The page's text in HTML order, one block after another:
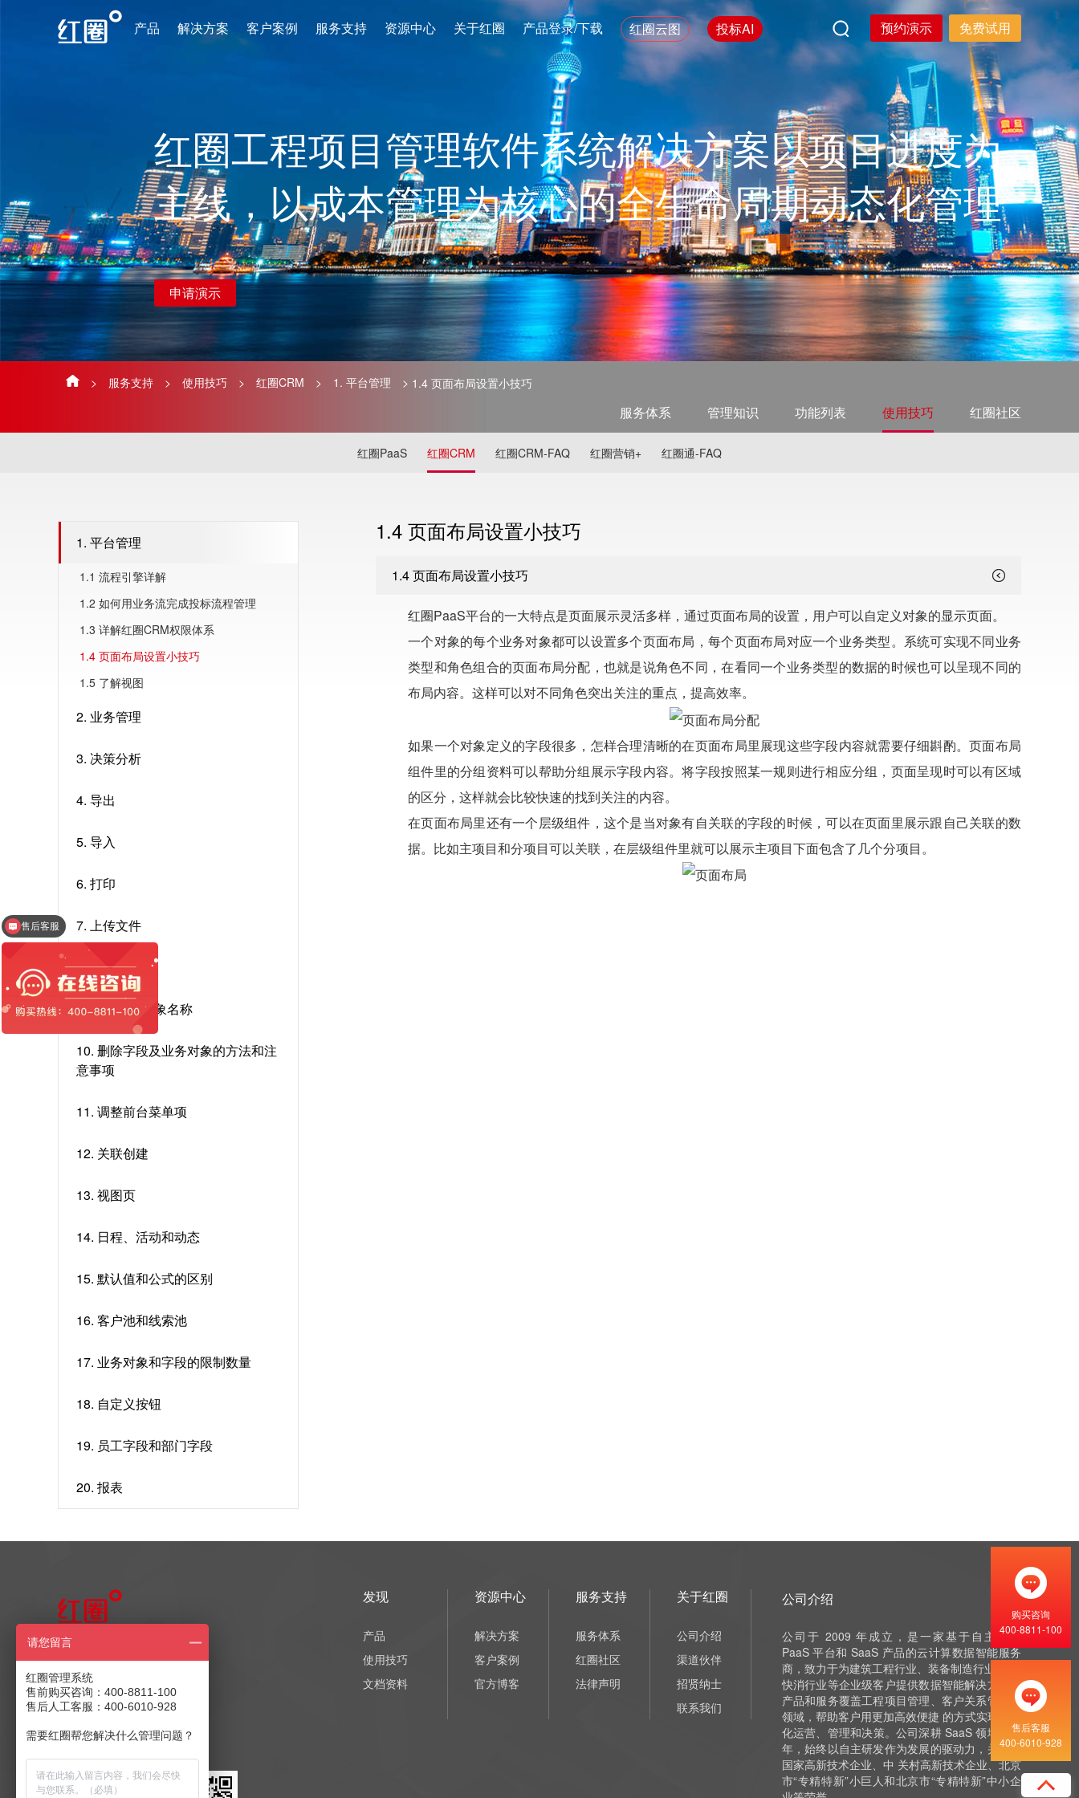
产品 解决方案 客户案例 服务支持 资源中心 关于红圈 产品登录/下载 红圈云图 投标AI 预约演示 免费试用
售后客服
请您留言
红圈管理系统
售前购买咨询：400-8811-100
售后人工客服：400-6010-928
需要红圈帮您解决什么管理问题？
红圈工程项目管理软件系统解决方案以项目进度为
主线，以成本管理为核心的全生命周期动态化管理
申请演示
> 服务支持 > 使用技巧 > 红圈CRM > 1. 平台管理 > 1.4 页面布局设置小技巧
服务体系 管理知识 功能列表 使用技巧 红圈社区
红圈PaaS 红圈CRM 红圈CRM-FAQ 红圈营销+ 红圈通-FAQ
1. 平台管理
1.1 流程引擎详解
1.2 如何用业务流完成投标流程管理
1.3 详解红圈CRM权限体系
1.4 页面布局设置小技巧
1.5 了解视图
2. 业务管理
3. 决策分析
4. 导出
5. 导入
6. 打印
7. 上传文件
8. 信息提醒
9. 修改业务对象名称
10. 删除字段及业务对象的方法和注
意事项
11. 调整前台菜单项
12. 关联创建
13. 视图页
14. 日程、活动和动态
15. 默认值和公式的区别
16. 客户池和线索池
17. 业务对象和字段的限制数量
18. 自定义按钮
19. 员工字段和部门字段
20. 报表
1.4 页面布局设置小技巧
1.4 页面布局设置小技巧
红圈PaaS平台的一大特点是页面展示灵活多样，通过页面布局的设置，用户可以自定义对象的显示页面。
一个对象的每个业务对象都可以设置多个页面布局，每个页面布局对应一个业务类型。系统可实现不同业务
类型和角色组合的页面布局分配，也就是说角色不同，在看同一个业务类型的数据的时候也可以呈现不同的
布局内容。这样可以对不同角色突出关注的重点，提高效率。
如果一个对象定义的字段很多，怎样合理清晰的在页面布局里展现这些字段内容就需要仔细斟酌。页面布局
组件里的分组资料可以帮助分组展示字段内容。将字段按照某一规则进行相应分组，页面呈现时可以有区域
的区分，这样就会比较快速的找到关注的内容。
在页面布局里还有一个层级组件，这个是当对象有自关联的字段的时候，可以在页面里展示跟自己关联的数
据。比如主项目和分项目可以关联，在层级组件里就可以展示主项目下面包含了几个分项目。
售前产品咨询
400-8811-100
售后客服：400-6010-928
商务合作：
发送至邮箱
发现
产品
使用技巧
文档资料
资源中心
解决方案
客户案例
官方博客
服务支持
服务体系
红圈社区
法律声明
关于红圈
公司介绍
渠道伙伴
招贤纳士
联系我们
公司介绍
公司于 2009 年成立，是一家基于自主研发
PaaS 平台和 SaaS 产品的云计算数据智能服务
商，致力于为建筑工程行业、装备制造行业 和泛
快消行业等企业级客户提供数据智能解决方案，
产品和服务覆盖工程项目管理、客户关系管理等
领域，帮助客户用更加高效便捷 的方式实现数字
化运营、管理和决策。公司深耕 SaaS 领域十余
年，始终以自主研发作为发展的驱动力，并获评
国家高新技术企业、中 关村高新技术企业、北京
市“专精特新”小巨人和北京市“专精特新”中小企
购买咨询
400-8811-100
售后客服
400-6010-928